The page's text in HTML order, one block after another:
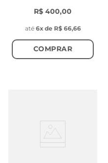
R$ 400,00
até 6x de R$ 66,66
COMPRAR